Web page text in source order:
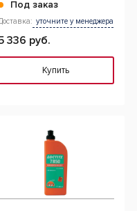
Под заказ
уточните у менеджера
336 руб.
Купить